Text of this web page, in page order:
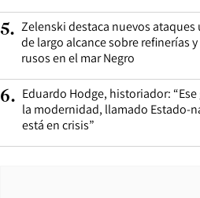
5. Zelenski destaca nuevos ataques
de largo alcance sobre refinerías
rusos en el mar Negro
6. Eduardo Hodge, historiador:
la modernidad, llamado Estado-
está en crisis”